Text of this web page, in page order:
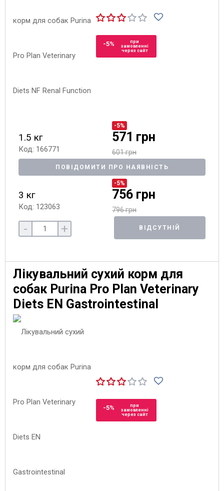
-5%
при
замовленні
через сайт
1.5 кг
Код: 166771
-5%
571 грн
601 грн
ПОВІДОМИТИ ПРО НАЯВНІСТЬ
3 кг
Код: 123063
-5%
756 грн
796 грн
- + ВІДСУТНІЙ
Лікувальний сухий корм для
собак Purina Pro Plan Veterinary
Diets EN Gastrointestinal
-5%
при
замовленні
через сайт